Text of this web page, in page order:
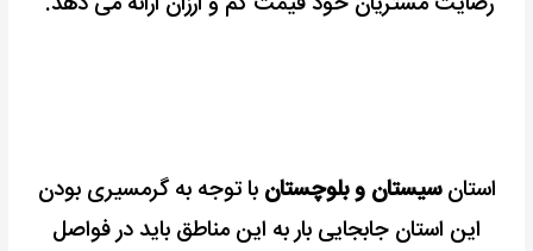
استانسیستان و بلوچستان با توجه به گرمسیری بودن
این استان جابجایی بار به این مناطق باید در فواصل